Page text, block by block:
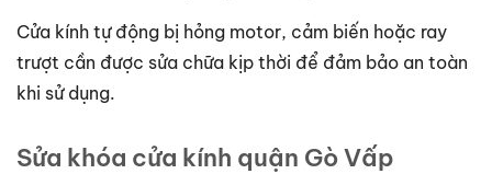
Cửa kính tự động bị hỏng motor, cảm biến hoặc ray
trượt cần được sửa chữa kịp thời để đảm bảo an toàn
khi sử dụng.
Sửa khóa cửa kính quận Gò Vấp